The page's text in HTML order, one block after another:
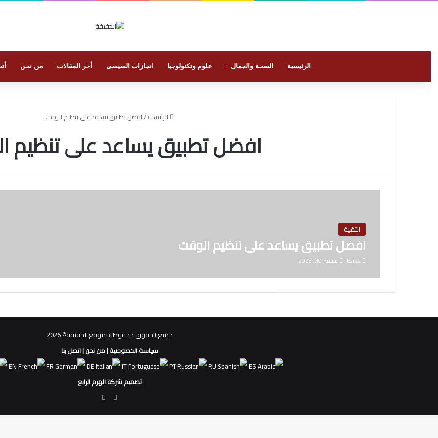
الرئيسية الصحة والجمال علوم وتكنولوجيا انجازات السيسى أخر المقالات من نحن
الرئيسية/افضل تطبيق يساعد على تنظيم الوقت
افضل تطبيق يساعد على تنظيم
التقنية
افضل تطبيق يساعد على تنظيم الوقت
Esraa سبتمبر 30, 2023
جميع الحقوق محفوظة لموقع الحقيقة© 2026
سياسة الخصوصية|من نحن|اتصل بنا
EN FR DE IT PT RU
ES
تصميم شركة الهرم الرابع
فيسبوك